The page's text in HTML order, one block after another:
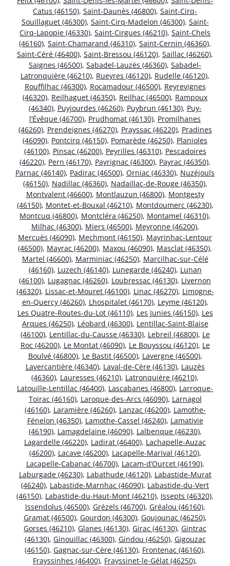
Catus (46150), Saint-Daunès (46800), Saint-Cirq-
Souillaguet (46300), Saint-Cirq-Madelon (46300), Saint-
Cirq-Lapopie (46330), Saint-Cirgues (46210), Saint-Chels
(46160), Saint-Chamarand (46310), Saint-Cernin (46360),
Saint-Céré (46400), Saint-Bressou (46120), Saillac (46260),
Saignes (46500), Sabadel-Lauzès (46360), Sabadel-
Latronquière (46210), Rueyres (46120), Rudelle (46120),
Rouffilhac (46300), Rocamadour (46500), Reyrevignes
(46320), Reilhaguet (46350), Reilhac (46500), Rampoux
(46340), Puyjourdes (46260), Puybrun (46130), Puy-
l’Évêque (46700), Prudhomat (46130), Promilhanes
(46260), Prendeignes (46270), Prayssac (46220), Pradines
(46090), Pontcirq (46150), Pomarède (46250), Planioles
(46100), Pinsac (46200), Peyrilles (46310), Pescadoires
(46220), Pern (46170), Payrignac (46300), Payrac (46350),
Parnac (46140), Padirac (46500), Orniac (46330), Nuzéjouls
(46150), Nadillac (46360), Nadaillac-de-Rouge (46350),
Montvalent (46600), Montlauzun (46800), Montgesty
(46150), Montet-et-Bouxal (46210), Montdoumerc (46230),
Montcuq (46800), Montcléra (46250), Montamel (46310),
Milhac (46300), Miers (46500), Meyronne (46200),
Mercuès (46090), Mechmont (46150), Mayrinhac-Lentour
(46500), Mayrac (46200), Maxou (46090), Masclat (46350),
Martel (46600), Marminiac (46250), Marcilhac-sur-Célé
(46160), Luzech (46140), Lunegarde (46240), Lunan
(46100), Lugagnac (46260), Loubressac (46130), Livernon
(46320), Lissac-et-Mouret (46100), Linac (46270), Limogne-
en-Quercy (46260), Lhospitalet (46170), Leyme (46120),
Les Quatre-Routes-du-Lot (46110), Les Junies (46150), Les
Arques (46250), Léobard (46300), Lentillac-Saint-Blaise
(46100), Lentillac-du-Causse (46330), Lebreil (46800), Le
Roc (46200), Le Montat (46090), Le Bouyssou (46120), Le
Boulvé (46800), Le Bastit (46500), Lavergne (46500),
Lavercantière (46340), Laval-de-Cère (46130), Lauzès
(46360), Lauresses (46210), Latronquière (46210),
Latouille-Lentillac (46400), Lascabanes (46800), Larroque-
Toirac (46160), Laroque-des-Arcs (46090), Larnagol
(46160), Laramière (46260), Lanzac (46200), Lamothe-
Fénelon (46350), Lamothe-Cassel (46240), Lamativie
(46190), Lamagdelaine (46090), Lalbenque (46230),
Lagardelle (46220), Ladirat (46400), Lachapelle-Auzac
(46200), Lacave (46200), Lacapelle-Marival (46120),
Lacapelle-Cabanac (46700), Lacam-d’Ourcet (46190),
Laburgade (46230), Labathude (46120), Labastide-Murat
(46240), Labastide-Marnhac (46090), Labastide-du-Vert
(46150), Labastide-du-Haut-Mont (46210), Issepts (46320),
Issendolus (46500), Grézels (46700), Gréalou (46160),
Gramat (46500), Gourdon (46300), Goujounac (46250),
Gorses (46210), Glanes (46130), Girac (46130), Gintrac
(46130), Ginouillac (46300), Gindou (46250), Gigouzac
(46150), Gagnac-sur-Cère (46130), Frontenac (46160),
Frayssinhes (46400), Frayssinet-le-Gélat (46250),